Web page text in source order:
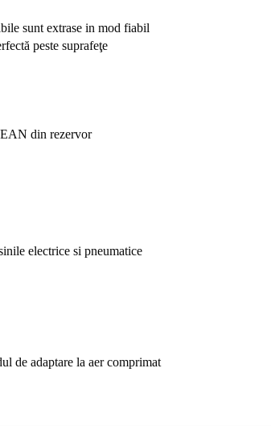
sunt extrase in mod fiabil
peste suprafeţe
din rezervor
electrice si pneumatice
de adaptare la aer comprimat